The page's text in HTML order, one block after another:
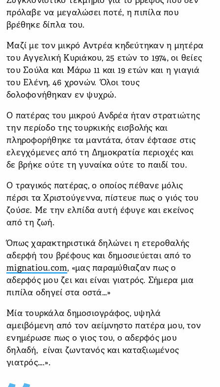
πρόλαβε να μεγαλώσει ποτέ, η πιπίλα που
βρέθηκε δίπλα του.
Μαζί με τον μικρό Αντρέα κηδεύτηκαν η μητέρα
του Αγγελική Κυριάκου, 25 ετών το 1974, οι θείες
του Σούλα και Μάρω 11 και 19 ετών και η γιαγιά
του Ελένη, 46 χρονών. Όλοι τους
δολοφονήθηκαν εν ψυχρώ.
Ο πατέρας του μικρού Ανδρέα ήταν στρατιώτης
την περίοδο της τουρκικής εισβολής και
πληροφορήθηκε τα μαντάτα, όταν έφτασε στις
ελεγχόμενες από τη Δημοκρατία περιοχές και
δε βρήκε ούτε τη γυναίκα ούτε το παιδί του.
Ο τραγικός πατέρας, ο οποίος πέθανε μόλις
πέρσι τα Χριστούγεννα, πίστευε πως ο γιός του
ζούσε. Με την ελπίδα αυτή έφυγε και εκείνος
από τη ζωή.
Όπως χαρακτηριστικά δηλώνει η ετεροθαλής
αδερφή του βρέφους και δημοσιεύεται από το
mignatiou.com, «μας παραμύθιαζαν πως ο
αδερφός μου ζει και είναι γιατρός. Σήμερα μια
πιπίλα οδηγεί στα οστά…»
Μία τουρκάλα δημοσιογράφος, υψηλά
αμειβόμενη από τον αείμνηστο πατέρα μου, τον
ενημέρωσε πως ο γιος του, ο αδερφός μου
δηλαδή, είναι ζωντανός και καταξιωμένος
γιατρός….».